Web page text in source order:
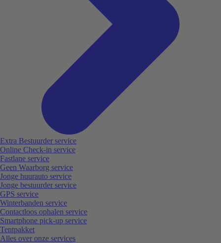
Extra Bestuurder service
Online Check-in service
Fastlane service
Geen Waarborg service
Jonge huurauto service
Jonge bestuurder service
GPS service
Winterbanden service
Contactloos ophalen service
Smartphone pick-up service
Tentpakket
Alles over onze services